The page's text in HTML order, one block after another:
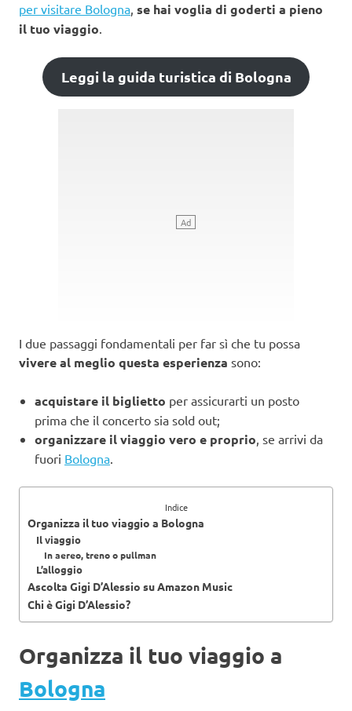
per visitare Bologna, se hai voglia di goderti a pieno
il tuo viaggio.
Leggi la guida turistica di Bologna
I due passaggi fondamentali per far sì che tu possa
vivere al meglio questa esperienza sono:
acquistare il biglietto per assicurarti un posto
prima che il concerto sia sold out;
organizzare il viaggio vero e proprio , se arrivi da
fuori Bologna
Indice
Organizza il tuo viaggio a Bologna
Il viaggio
In aereo, treno o pullman
L’alloggio
Ascolta Gigi D’Alessio su Amazon Music
Chi è Gigi D’Alessio?
Organizza il tuo viaggio a
Bologna